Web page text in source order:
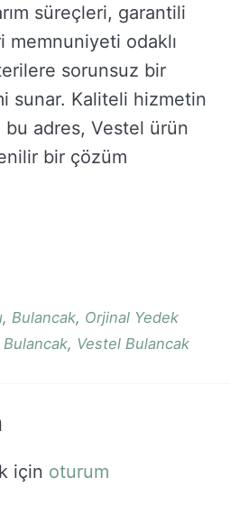
süreçleri, garantili
memnuniyeti odaklı
sorunsuz bir
sunar. Kaliteli hizmetin
adres, Vestel ürün
bir çözüm
, Bulancak, Orjinal Yedek
, Vestel Bulancak
için oturum